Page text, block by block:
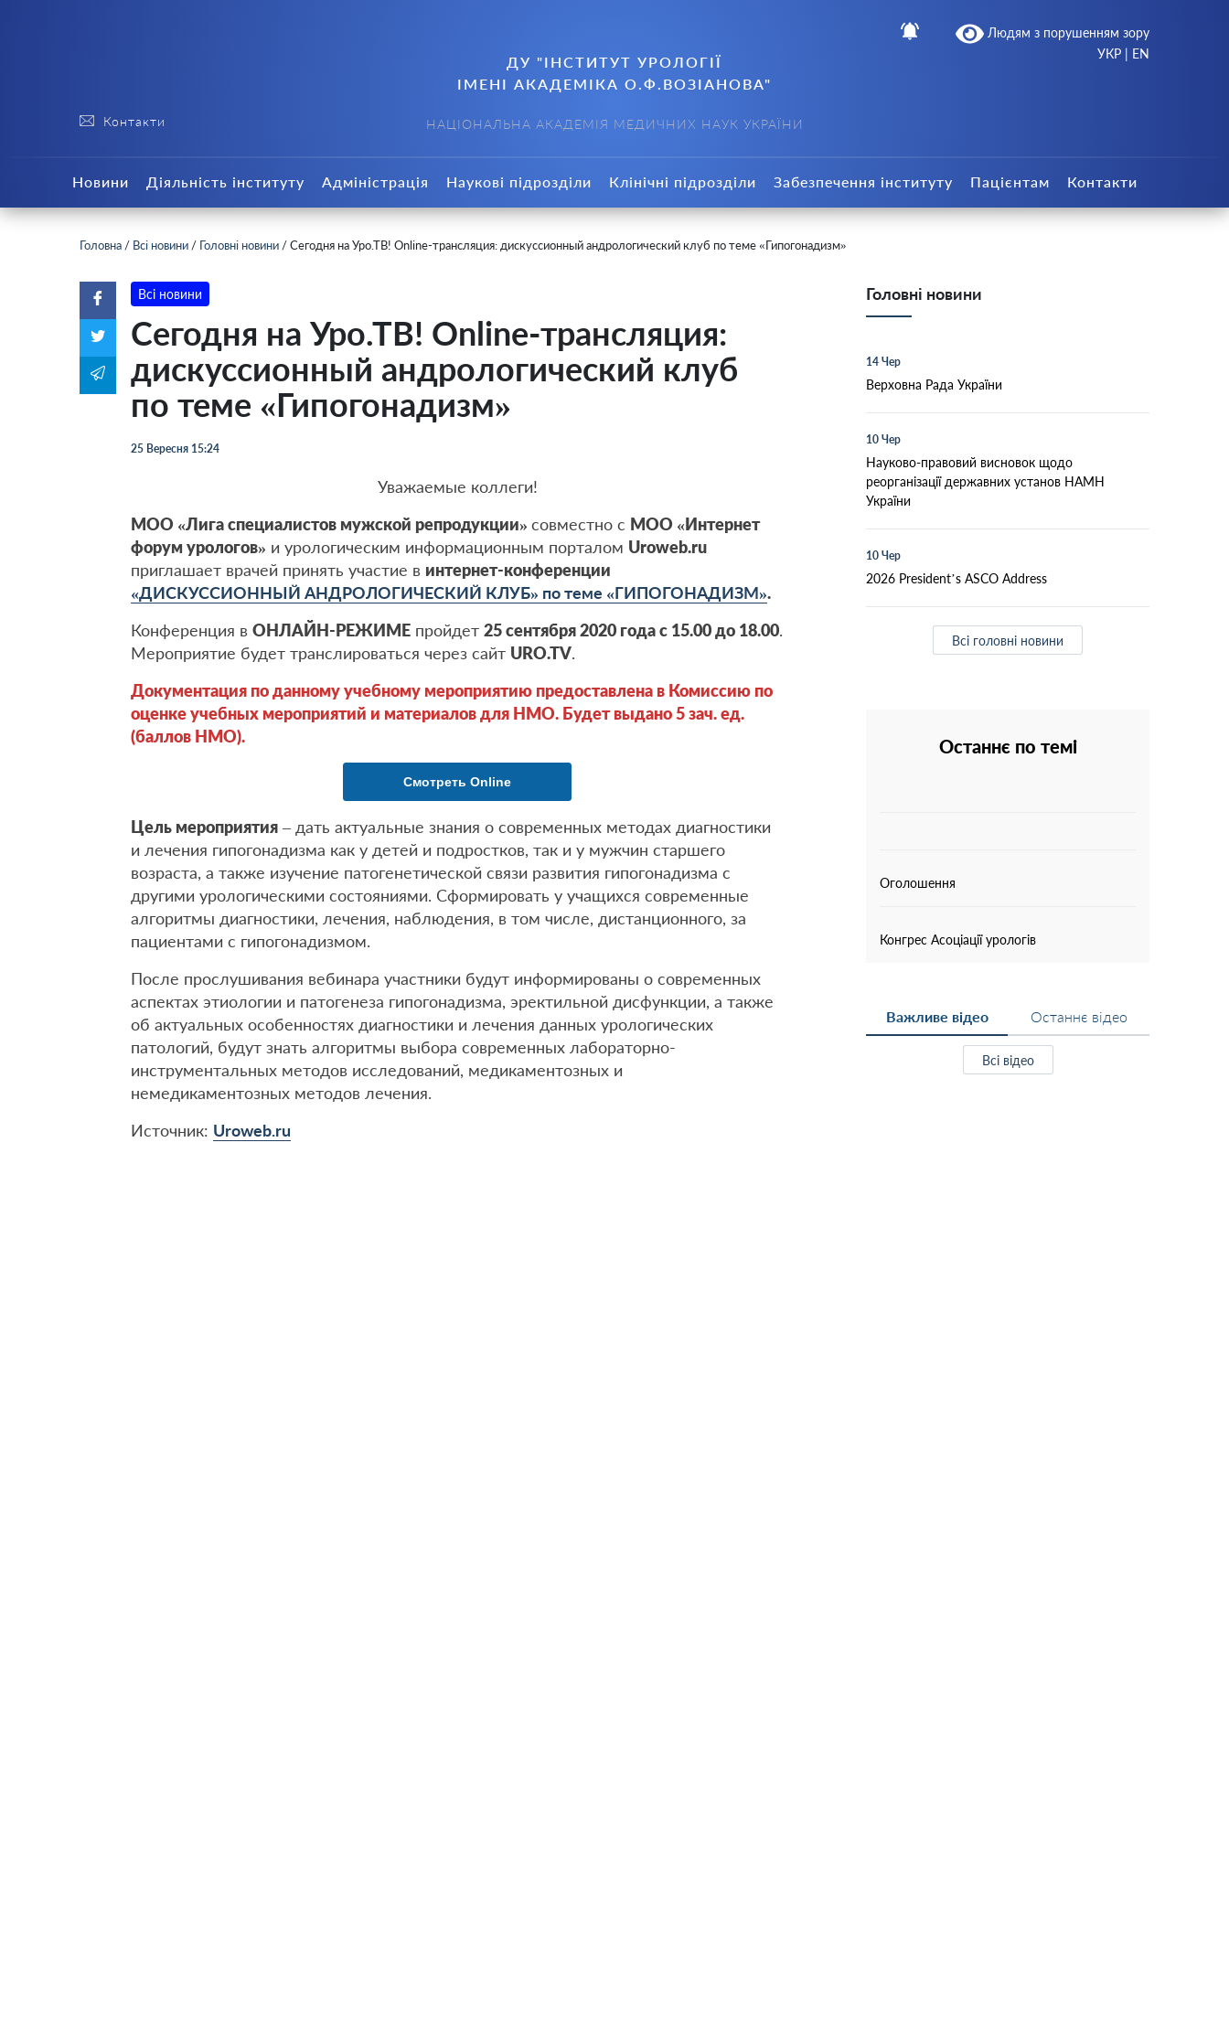
Людям з порушенням зору
Контакти
ДУ "ІНСТИТУТ УРОЛОГІЇ
ІМЕНІ АКАДЕМІКА О.Ф.ВОЗІАНОВА"
НАЦІОНАЛЬНА АКАДЕМІЯ МЕДИЧНИХ НАУК УКРАЇНИ
УКР | EN
Новини Діяльність інституту Адміністрація Наукові підрозділи Клінічні підрозділи Забезпечення інституту Пацієнтам Контакти
Головна / Всі новини / Головні новини /Сегодня на Уро.ТВ! Online-трансляция: дискуссионный андрологический клуб по теме «Гипогонадизм»
Всі новини
Сегодня на Уро.ТВ! Online-трансляция:
дискуссионный андрологический клуб
по теме «Гипогонадизм»
25 Вересня 15:24
Уважаемые коллеги!
МОО «Лига специалистов мужской репродукции» совместно с МОО «Интернет
форум урологов» и урологическим информационным порталом Uroweb.ru
приглашает врачей принять участие в интернет-конференции
«ДИСКУССИОННЫЙ АНДРОЛОГИЧЕСКИЙ КЛУБ» по теме «ГИПОГОНАДИЗМ».
Конференция в ОНЛАЙН-РЕЖИМЕ пройдет 25 сентября 2020 года с 15.00 до 18.00.
Мероприятие будет транслироваться через сайт URO.TV.
Документация по данному учебному мероприятию предоставлена в Комиссию по
оценке учебных мероприятий и материалов для НМО. Будет выдано 5 зач. ед.
(баллов НМО).
Смотреть Online
Цель мероприятия – дать актуальные знания о современных методах диагностики
и лечения гипогонадизма как у детей и подростков, так и у мужчин старшего
возраста, а также изучение патогенетической связи развития гипогонадизма с
другими урологическими состояниями. Сформировать у учащихся современные
алгоритмы диагностики, лечения, наблюдения, в том числе, дистанционного, за
пациентами с гипогонадизмом.
После прослушивания вебинара участники будут информированы о современных
аспектах этиологии и патогенеза гипогонадизма, эректильной дисфункции, а также
об актуальных особенностях диагностики и лечения данных урологических
патологий, будут знать алгоритмы выбора современных лабораторно-
инструментальных методов исследований, медикаментозных и
немедикаментозных методов лечения.
Источник: Uroweb.ru
Головні новини
14 Чер
Верховна Рада України
10 Чер
Науково-правовий висновок щодо
реорганізації державних установ НАМН
України
10 Чер
2026 President’s ASCO Address
Всі головні новини
Останнє по темі
Оголошення
Конгрес Асоціації урологів
Важливе відео Останнє відео
Всі відео